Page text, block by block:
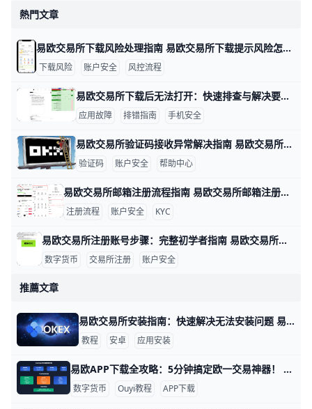
熱門文章
易欧交易所下载风险处理指南 易欧交易所下载提示风险怎么办 在下载安装易欧交易所应用时，遇到“下载提示风险/安装有风险”等提示，很多用户会担心账户安全。其实，这类提示多半是系统风控或设备安全设置触发的保护机制，只要按官方指引操作，通常可以恢复正常下载与使用。下面给出具体做法，包含数据与实例，便于你快速上手。
下载风险 账户安全 风控流程
易欧交易所下载后无法打开：快速排查与解决要点 易欧交易所下载后无法打开：数据驱动的排查与解决思路 在实际操作中，很多用户遇到无法打开应用的情况，往往与设备、网络和安装来源有关。下面按要点给出有数据和实例的排查方法，帮助你快速定位问题并解决。比如，若你在三星S21运行Android 12，首次安装时若出现“无法打开”的提示，通常与未知来源安装设置有关，需要先开启允许安装来自未知来源的选项。
应用故障 排错指南 手机安全
易欧交易所验证码接收异常解决指南 易欧交易所验证码收不到的情况很多，常见原因包括短信拦截、网络信号差、号码被封或黑名单、签名超时以及服务器端短信发送问题。举例来说，在香港地区、信号不稳时接收验证码的延迟可能达到1–2分钟，甚至需要重新发送多次才能收到；如果你的号码曾被运营商列入黑名单，短信可能直接被阻拦。为了快速定位问题，可以按以下步骤排查并解决。
验证码 账户安全 帮助中心
易欧交易所邮箱注册流程指南 易欧交易所邮箱注册流程 在数字货币投资的世界里，注册一个安全、便捷的账户是第一步。为了帮助你快速完成开户，下面用简单直观的步骤和实操示例来说明。 准备工作是关键。确保你使用的设备网络稳定，例如在家里用WiFi或手机数据网都可以；准备一个有效的邮箱、一个强密码（示例：P@ssw0rd!2026，实际请自己设定独特且复杂的密码），并确保手机可以接收验证码以便后续双重验证。若你在香港地区注册，遵循平台提示的地区选项，以确保身份验证顺利。
注册流程 账户安全 KYC
易欧交易所注册账号步骤：完整初学者指南 易欧交易所注册账号步骤 在数字资产投资的起步阶段，注册一个安全、合规的账户是第一步。以易欧交易所为例，下面以实例呈现完整流程，帮助新手快速上手。比如小张想买BTC，他需要先完成注册、绑定信息再进行实名认证，确保后续交易顺利。
数字货币 交易所注册 账户安全
推薦文章
易欧交易所安装指南：快速解决无法安装问题 易欧交易所无法安装怎么办 遇到安装问题时，先确认几个基础点再动手操作。数据要点：安卓用户常见原因包括未知来源安装权限未开启、官方安装包未下载、存储空间不足、网络不稳，以及系统版本过旧导致兼容性问题。例子：如果你的手机是三星或小米，默认设置往往会阻止来自浏览器的直接安装，需在设置里允许安装未知应用；若你下载的只是第三方站点的安装包，成功率会明显下降，因为这些包可能已被修改或损坏。
教程 安卓 应用安装
易欧APP下载全攻略：5分钟搞定欧一交易神器！ APP下载指南：易欧交易所APP下载步骤与常见问题解答 易欧交易所（欧一）是全球最大的数字货币平台之一，每天处理超过100亿美元交易量。它支持比特币、以太坊等400多种币种交易。下载官方APP，能让你随时查看实时价格，比如比特币现在约6万美元，安全又方便。
数字货币 Ouyi教程 APP下载